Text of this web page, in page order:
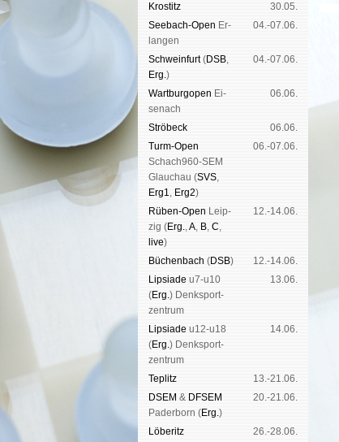
Kros­titz
30.05.
See­bach-Open Er­
lan­gen
04.-07.06.
Schwein­furt(DSB,
Erg.)
04.-07.06.
Wart­burg­open Ei­
se­nach
06.06.
Strö­beck
06.06.
Turm-Open
Schach960-SEM
Glau­chau (SVS,
Erg1, Erg2)
06.-07.06.
Rüben-Open Leip­
zig (Erg.,A, B, C,
live)
12.-14.06.
Büchen­bach (DSB)
12.-14.06.
Lipsiade u7-u10
(Erg.) Denk­sport­
zen­trum
13.06.
Lipsiade u12-u18
(Erg.) Denk­sport­
zen­trum
14.06.
Tep­litz
13.-21.06.
DSEM & DFSEM
Pader­born (Erg.)
20.-21.06.
Lö­be­ritz
26.-28.06.